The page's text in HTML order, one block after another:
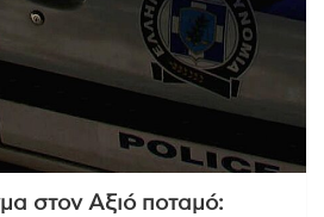
στον Αξιό ποταμό: